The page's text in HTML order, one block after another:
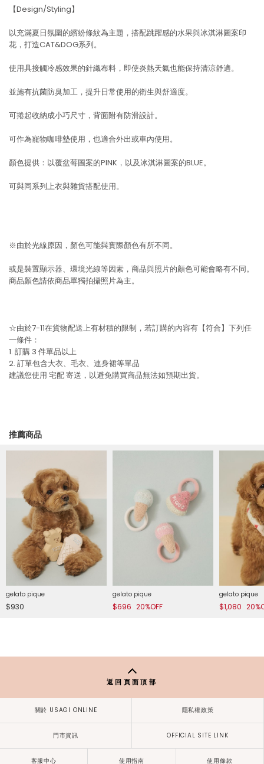
【Design/Styling】
以充滿夏日氛圍的繽紛條紋為主題，搭配跳躍感的水果與冰淇淋圖案印
花，打造CAT&DOG系列。
使用具接觸冷感效果的針織布料，即使炎熱天氣也能保持清涼舒適。
並施有抗菌防臭加工，提升日常使用的衛生與舒適度。
可捲起收納成小巧尺寸，背面附有防滑設計。
可作為寵物咖啡墊使用，也適合外出或車內使用。
顏色提供：以覆盆莓圖案的PINK，以及冰淇淋圖案的BLUE。
可與同系列上衣與雜貨搭配使用。
※由於光線原因，顏色可能與實際顏色有所不同。
或是裝置顯示器、環境光線等因素，商品與照片的顏色可能會略有不同。
商品顏色請依商品單獨拍攝照片為主。
☆由於7-11在貨物配送上有材積的限制，若訂購的內容有【符合】下列任
一條件：
1. 訂購 3 件單品以上
2. 訂單包含大衣、毛衣、連身裙等單品
建議您使用 宅配寄送，以避免購買商品無法如預期出貨。
推薦商品
gelato pique
$930
gelato pique
$696 20%OFF
gelato pique
$1,080
返回頁面頂部
關於 USAGI ONLINE 隱私權政策
門市資訊 OFFICIAL SITE LINK
客服中心 使用指南 使用條款